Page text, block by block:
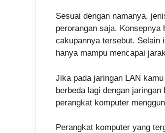
Sesuai dengan namanya,
perorangan saja. Konsepnya
cakupannya tersebut. Selain
hanya mampu mencapai
Jika pada jaringan LAN
berbeda lagi dengan
perangkat komputer
Perangkat komputer yang